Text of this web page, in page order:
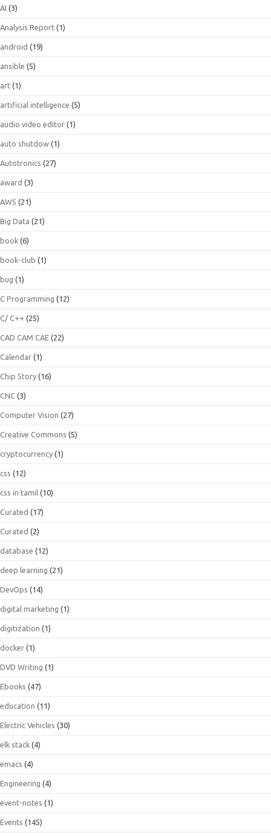
AI (3)
Analysis Report (1)
android (19)
ansible (5)
art (1)
artificial intelligence (5)
audio video editor (1)
auto shutdow (1)
Autotronics (27)
award (3)
AWS (21)
Big Data (21)
book (6)
book-club (1)
bug (1)
C Programming (12)
C/ C++ (25)
CAD CAM CAE (22)
Calendar (1)
Chip Story (16)
CNC (3)
Computer Vision (27)
Creative Commons (5)
cryptocurrency (1)
css (12)
css in tamil (10)
Curated (17)
Curated (2)
database (12)
deep learning (21)
DevOps (14)
digital marketing (1)
digitization (1)
docker (1)
DVD Writing (1)
Ebooks (47)
education (11)
Electric Vehicles (30)
elk stack (4)
emacs (4)
Engineering (4)
event-notes (1)
Events (145)